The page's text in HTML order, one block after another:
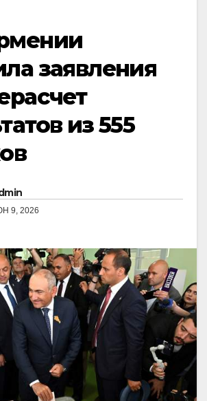
заявления
из 555
9, 2026